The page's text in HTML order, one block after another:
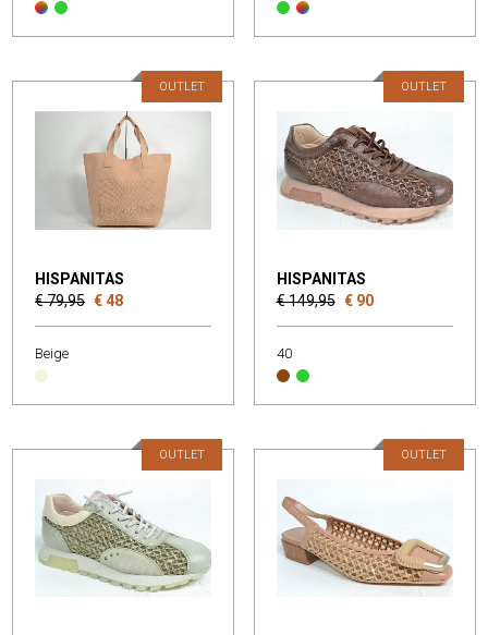
HISPANITAS
€ 79,95 € 48
OUTLET
Beige
HISPANITAS
€ 149,95 € 90
OUTLET
40
OUTLET OUTLET